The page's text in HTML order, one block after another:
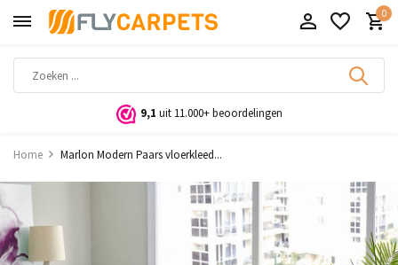
0
9,1 uit 11.000+ beoordelingen
Home Marlon Modern Paars vloerkleed...